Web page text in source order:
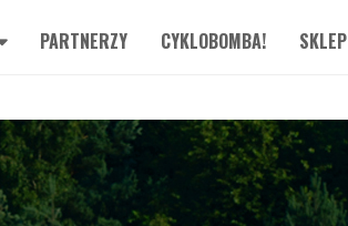
PARTNERZY CYKLOBOMBA! SKLEP